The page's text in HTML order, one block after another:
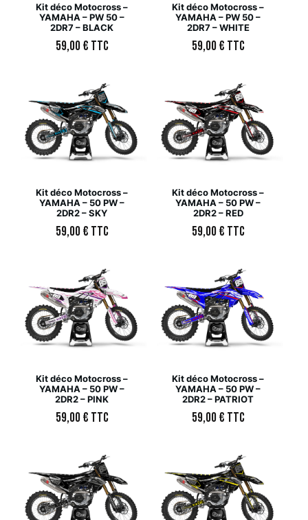
Kit déco Motocross –
YAMAHA – PW 50 –
2DR7 – BLACK
59,00€ TTC
Kit déco Motocross –
YAMAHA – PW 50 –
2DR7 – WHITE
59,00€ TTC
Kit déco Motocross –
YAMAHA – 50 PW –
2DR2 – SKY
59,00€ TTC
Kit déco Motocross –
YAMAHA – 50 PW –
2DR2 – RED
59,00€ TTC
Kit déco Motocross –
YAMAHA – 50 PW –
2DR2 – PINK
59,00€ TTC
Kit déco Motocross –
YAMAHA – 50 PW –
2DR2 – PATRIOT
59,00€ TTC